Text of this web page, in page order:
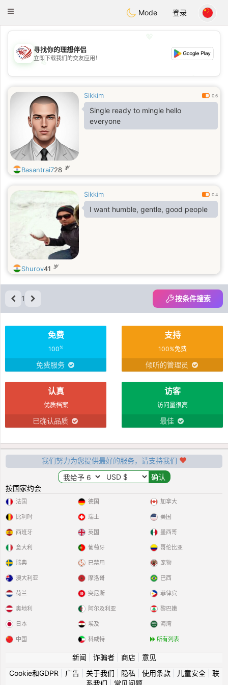
Dating
Toggle
Mode 登录
💖
💕
寻找你的理想伴侣
立即下载我们的交友应用！
Sikkim 0.6
Single ready to mingle hello
everyone
Basantrai728 岁
Sikkim 0.4
I want humble, gentle, good people
Shurov41 岁
1 按条件搜索
免费
100%
免费服务
支持
100%免费
倾听的管理员
认真
优质档案
已确认品质
访客
访问量很高
最佳
我们努力为您提供最好的服务，请支持我们
按国家约会
法国
比利时
西班牙
意大利
瑞典
德国
瑞士
英国
葡萄牙
已禁用
加拿大
美国
墨西哥
哥伦比亚
宠物
澳大利亚
荷兰
奥地利
日本
中国
摩洛哥
突尼斯
阿尔及利亚
埃及
科威特
巴西
菲律宾
黎巴嫩
海湾
所有列表
新闻 诈骗者| 商店| 意见
Cookie和GDPR
广告| 关于我们 隐私 使用条款| 儿童安全| 联
系我们
常见问题